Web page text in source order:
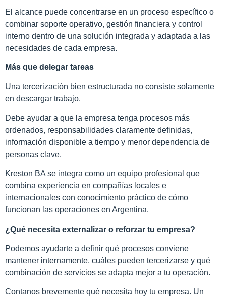
El alcance puede concentrarse en un proceso específico o
combinar soporte operativo, gestión financiera y control
interno dentro de una solución integrada y adaptada a las
necesidades de cada empresa.
Más que delegar tareas
Una tercerización bien estructurada no consiste solamente
en descargar trabajo.
Debe ayudar a que la empresa tenga procesos más
ordenados, responsabilidades claramente definidas,
información disponible a tiempo y menor dependencia de
personas clave.
Kreston BA se integra como un equipo profesional que
combina experiencia en compañías locales e
internacionales con conocimiento práctico de cómo
funcionan las operaciones en Argentina.
¿Qué necesita externalizar o reforzar tu empresa?
Podemos ayudarte a definir qué procesos conviene
mantener internamente, cuáles pueden tercerizarse y qué
combinación de servicios se adapta mejor a tu operación.
Contanos brevemente qué necesita hoy tu empresa. Un